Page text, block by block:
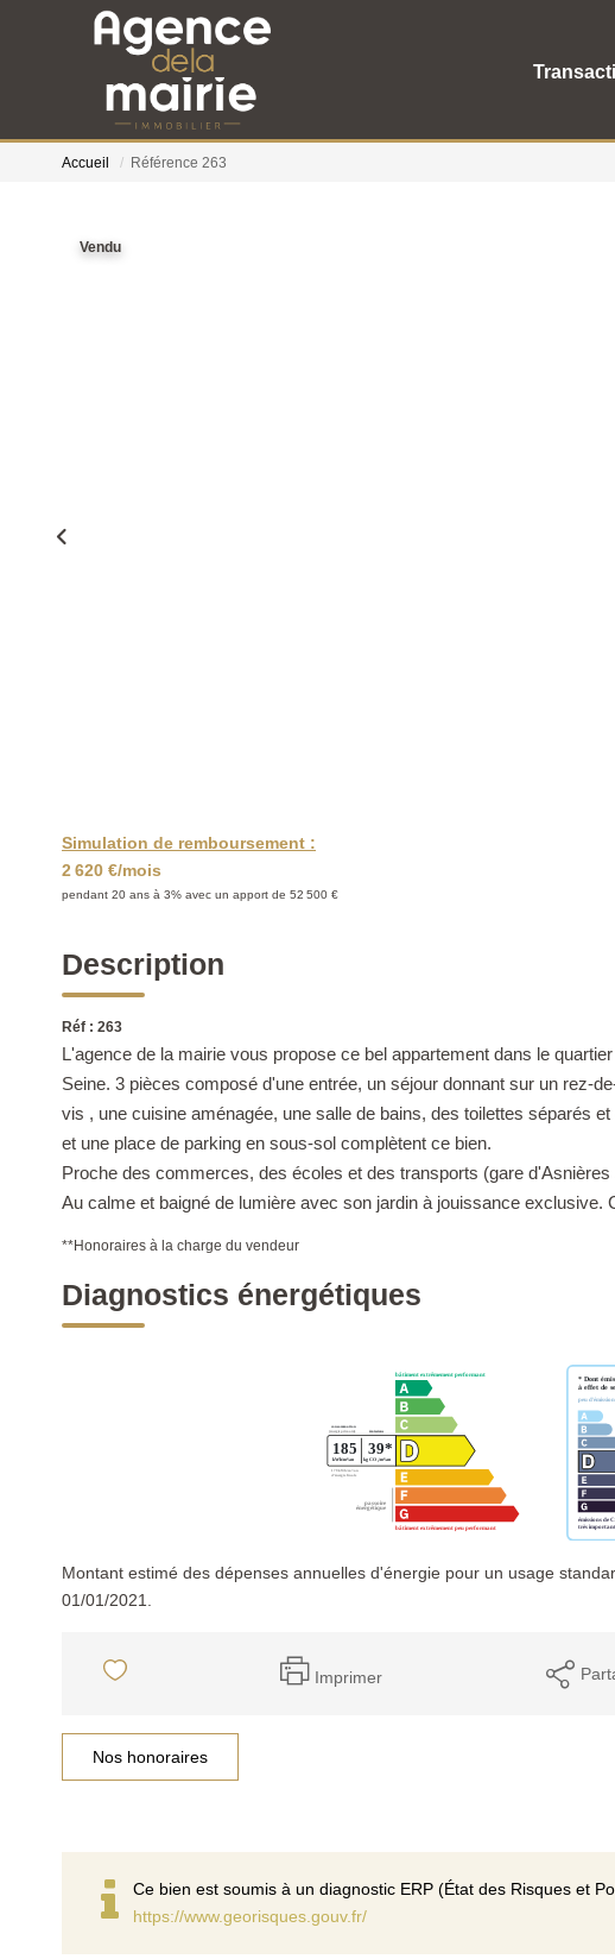
Accueil Référence 263
Vendu
Simulation de remboursement :
2 620 €/mois
pendant 20 ans à 3% avec un apport de 52 500 €
Description
Réf : 263
L'agence de la mairie vous propose ce bel appartement dans le
Seine. 3 pièces composé d'une entrée, un séjour donnant sur un rez-
vis , une cuisine aménagée, une salle de bains, des toilettes séparés
et une place de parking en sous-sol complètent ce bien.
Proche des commerces, des écoles et des transports (gare d'Asnières
Au calme et baigné de lumière avec son jardin à jouissance exclusive.
**Honoraires à la charge du vendeur
Diagnostics énergétiques
Montant estimé des dépenses annuelles d'énergie pour un usage
01/01/2021.
Imprimer
Nos honoraires
Ce bien est soumis à un diagnostic ERP (État des Risques et
https://www.georisques.gouv.fr/